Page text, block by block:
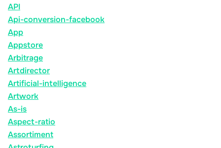
API
Api-conversion-facebook
App
Appstore
Arbitrage
Artdirector
Artificial-intelligence
Artwork
As-is
Aspect-ratio
Assortiment